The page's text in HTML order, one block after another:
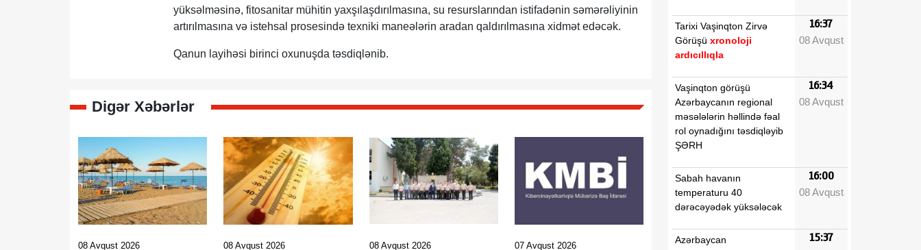
yüksəlməsinə, fitosanitar mühitin yaxşılaşdırılmasına, su resurslarından istifadənin səmərəliyinin
artırılmasına və istehsal prosesində texniki maneələrin aradan qaldırılmasına xidmət edəcək.
Qanun layihəsi birinci oxunuşda təsdiqlənib.
Digər Xəbərlər
08 Avqust 2026 08 Avqust 2026 08 Avqust 2026 07 Avqust 2026
Tarixi Vaşinqton Zirvə
Görüşü xronoloji
ardıcıllıqla
16:37
08 Avqust
Vaşinqton görüşü
Azərbaycanın regional
məsələlərin həllində fəal
rol oynadığını təsdiqləyib
ŞƏRH
16:34
08 Avqust
Sabah havanın
temperaturu 40
dərəcəyədək yüksələcək
16:00
08 Avqust
Azərbaycan
15:37